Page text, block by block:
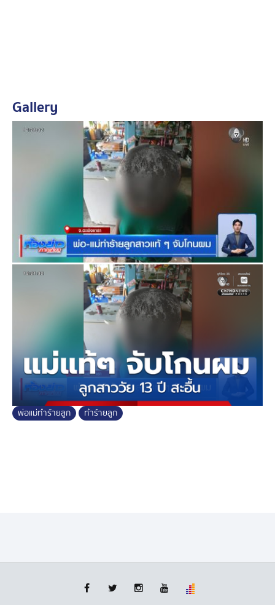
ฉะเชิงเทรา และตำรวจ สภ.บางปะกง ได้ลงพื้นที่ พบน้องน้ำ
หวานเดินออกมาซื้อของ และถูกทำร้ายร่างกายออกมาอีก
แล้ว โดนตีที่ศีรษะเป็นแผลเปิด ก่อนจะลงพื้นที่ไปบ้าน พบแม่
ของน้องน้ำหวาน กำลังนั่งตากหอยแมลงภู่อยู่กับลูก หลังเจ้า
หน้าที่สอบถามว่าตีลูกสาวจริงหรือไม่ แม่ปฏิเสธว่าไม่เคย
ทำร้ายร่างกายลูก และไม่เคยไล่ออกไปนอนนอกบ้าน ส่วน
บาดแผลเกิดจากลูกแพ้อาหาร เช่น เนื้อสัตว์ และอาหาร
ทะเล เคยพาไปรักษาที่ โรงพยาบาลแล้วแต่ยังไม่หาย ตนมี
ลูกสาวทั้งหมด 3 คน ยืนยันรักลูกทุกคน
ขณะที่เด็กในตอนแรกไม่กล้าบอกว่าใครเป็นคนทำ แต่เมื่อ
ออกห่างจากแม่ มาอยู่กับเจ้าหน้าที่ จึงยอมพูดออกมาว่า
บาดแผลทั่วร่างกายรวมถึงบริเวณศีรษะเกิดจากฝีมือแม่แท้ ๆ
ของเธอ เบื้องต้นน้องน้ำหวานอยู่ในความดูแลของเจ้าหน้าที่
พมจ.ฉะเชิงเทรา หลังจากนี้เจ้าหน้าที่จะวางแผนให้การช่วย
Gallery
พ่อแม่ทำร้ายลูก ทำร้ายลูก